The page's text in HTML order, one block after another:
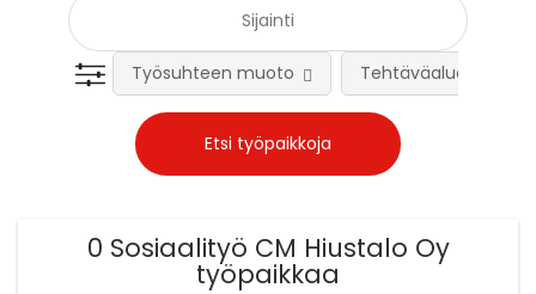
Työsuhteen muoto Tehtäväalue
0 Sosiaalityö CM Hiustalo Oy
työpaikkaa